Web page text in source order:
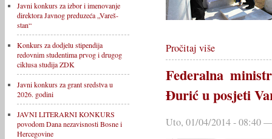
Javni konkurs za izbor i imenovanje
direktora Javnog preduzeća „Vareš-
stan“
Konkurs za dodjelu stipendija
redovnim studentima prvog i drugog
ciklusa studija ZDK
Javni konkurs za grant sredstva u
2026. godini
JAVNI LITERARNI KONKURS
povodom Dana nezavisnosti Bosne i
Hercegovine
Pročitaj više
Federalna
Đurić u posjeti
Uto, 01/04/2014 - 08:40